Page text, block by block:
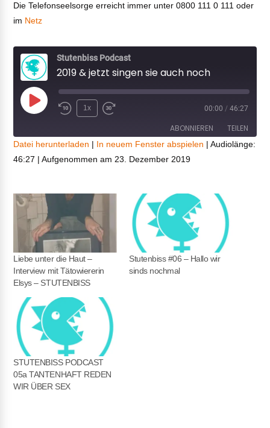
Die Telefonseelsorge erreicht immer unter 0800 111 0 111 oder
im Netz
Stutenbiss Podcast
2019 & jetzt singen sie auch noch
Play
1x 00:00 / 46:27
ABONNIEREN TEILEN
TEILEN
EMBED
Datei herunterladen | In neuem Fenster abspielen |Audiolänge:
46:27 |Aufgenommen am 23. Dezember 2019
Liebe unter die Haut –
Interview mit Tä­to­wie­re­rin
Elsys – STUTENBISS
Stutenbiss #06 – Hallo wir
sinds nochmal
STUTENBISS PODCAST
05a TANTENHAFT REDEN
WIR ÜBER SEX